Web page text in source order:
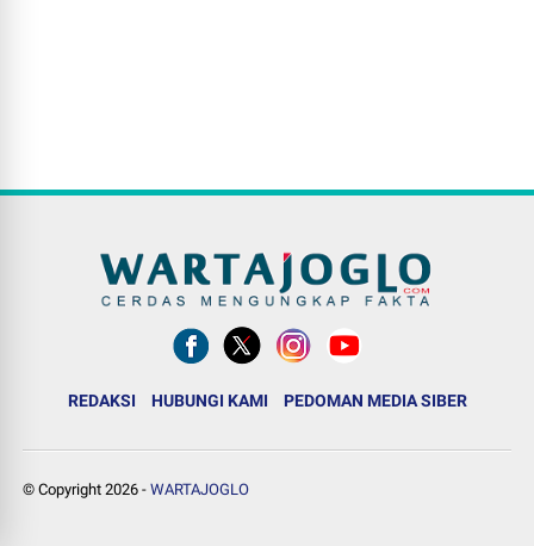
REDAKSI HUBUNGI KAMI PEDOMAN MEDIA SIBER
© Copyright2026 -WARTAJOGLO